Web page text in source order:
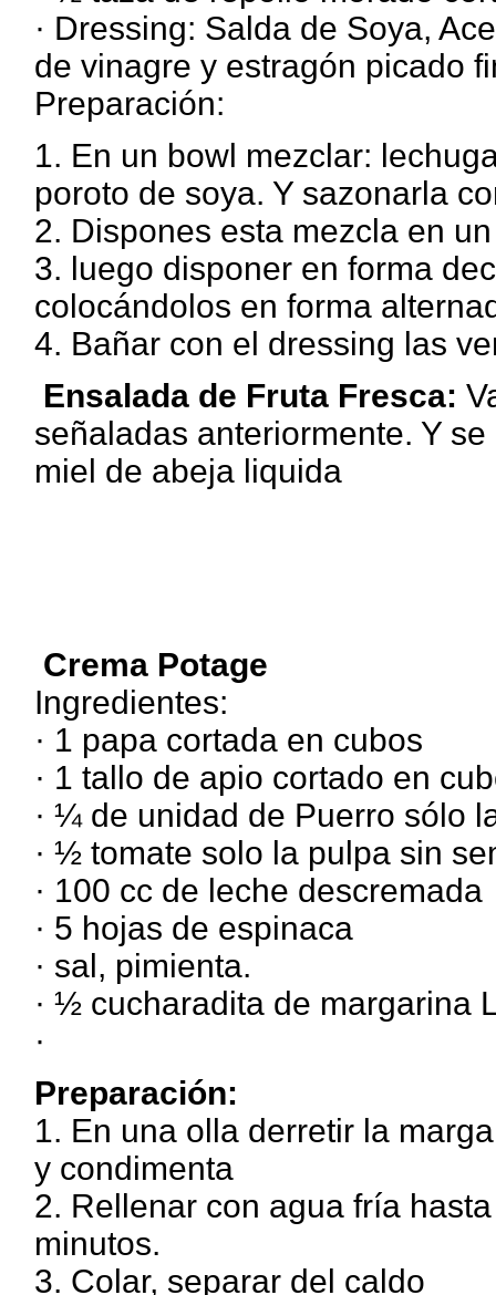
· Dressing: Salda de Soya,
de vinagre y estragón picado
Preparación:
1. En un bowl mezclar:
poroto de soya. Y sazonarla
2. Dispones esta mezcla en
3. luego disponer en forma
colocándolos en forma
4. Bañar con el dressing las
Ensalada de Fruta Fresca:
señaladas anteriormente. Y
miel de abeja liquida
Crema Potage
Ingredientes:
· 1 papa cortada en cubos
· 1 tallo de apio cortado en
· ¼ de unidad de Puerro sólo
· ½ tomate solo la pulpa sin
· 100 cc de leche descremada
· 5 hojas de espinaca
· sal, pimienta.
· ½ cucharadita de margarina
·
Preparación:
1. En una olla derretir la
y condimenta
2. Rellenar con agua fría
minutos.
3. Colar, separar del caldo